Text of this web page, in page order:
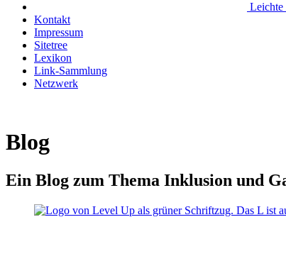
Leichte
Kontakt
Impressum
Sitetree
Lexikon
Link-Sammlung
Netzwerk
Blog
Ein Blog zum Thema Inklusion und